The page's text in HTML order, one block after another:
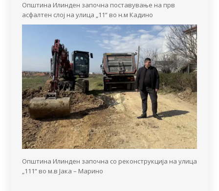
Општина Илинден започна поставување на прв
асфалтен слој на улица „11“ во н.м Кадино
Општина Илинден започна со реконструкција на улица
„111“ во м.в Јака – Марино